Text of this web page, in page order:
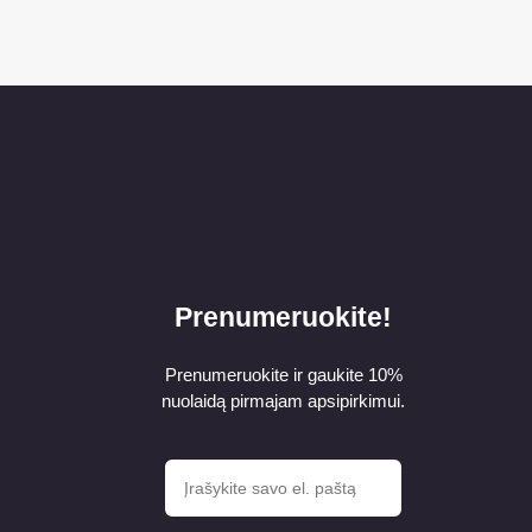
Prenumeruokite!
Prenumeruokite ir gaukite 10%
nuolaidą pirmajam apsipirkimui.